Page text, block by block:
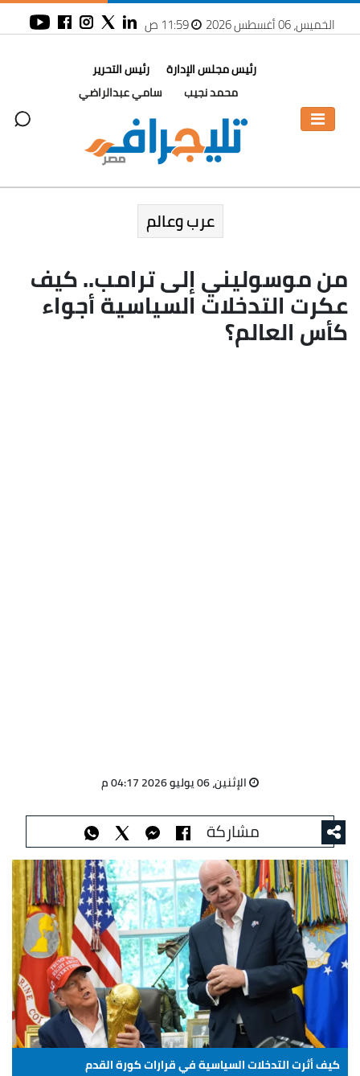
الخميس، 06 أغسطس 2026 11:59 ص
رئيس مجلس الإدارة
محمد نجيب
رئيس التحرير
سامي عبدالراضي
عرب وعالم
من موسوليني إلى ترامب.. كيف
عكرت التدخلات السياسية أجواء
كأس العالم؟
الإثنين، 06 يوليو 2026 04:17 م
مشاركة
كيف أثرت التدخلات السياسية في قرارات كورة القدم